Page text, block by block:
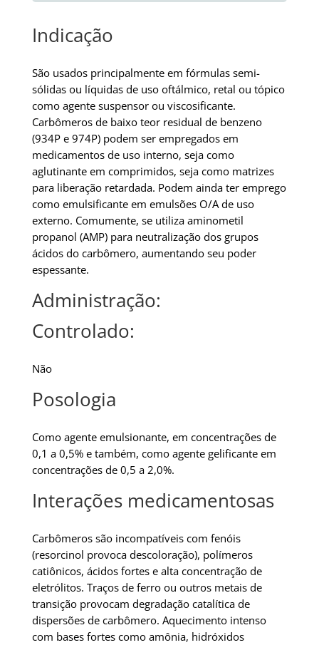
Indicação
São usados principalmente em fórmulas semi-
sólidas ou líquidas de uso oftálmico, retal ou tópico
como agente suspensor ou viscosificante.
Carbômeros de baixo teor residual de benzeno
(934P e 974P) podem ser empregados em
medicamentos de uso interno, seja como
aglutinante em comprimidos, seja como matrizes
para liberação retardada. Podem ainda ter emprego
como emulsificante em emulsões O/A de uso
externo. Comumente, se utiliza aminometil
propanol (AMP) para neutralização dos grupos
ácidos do carbômero, aumentando seu poder
espessante.
Administração:
Controlado:
Não
Posologia
Como agente emulsionante, em concentrações de
0,1 a 0,5% e também, como agente gelificante em
concentrações de 0,5 a 2,0%.
Interações medicamentosas
Carbômeros são incompatíveis com fenóis
(resorcinol provoca descoloração), polímeros
catiônicos, ácidos fortes e alta concentração de
eletrólitos. Traços de ferro ou outros metais de
transição provocam degradação catalítica de
dispersões de carbômero. Aquecimento intenso
com bases fortes como amônia, hidróxidos